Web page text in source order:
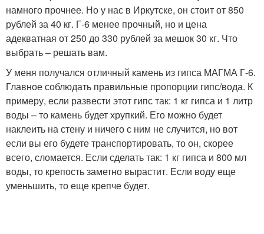
намного прочнее. Но у нас в Иркутске, он стоит от 850
рублей за 40 кг. Г-6 менее прочный, но и цена
адекватная от 250 до 330 рублей за мешок 30 кг. Что
выбрать – решать вам.
У меня получался отличный камень из гипса МАГМА Г-6.
Главное соблюдать правильные пропорции гипс/вода. К
примеру, если развести этот гипс так: 1 кг гипса и 1 литр
воды – то камень будет хрупкий. Его можно будет
наклеить на стену и ничего с ним не случится, но вот
если вы его будете транспортировать, то он, скорее
всего, сломается. Если сделать так: 1 кг гипса и 800 мл
воды, то крепость заметно вырастит. Если воду еще
уменьшить, то еще крепче будет.